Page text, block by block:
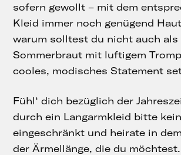
sofern gewollt – mit dem
Kleid immer noch genügend
warum solltest du nicht auch als
Sommerbraut mit luftigem
cooles, modisches Statement
Fühl‘ dich bezüglich der
durch ein Langarmkleid bitte
eingeschränkt und heirate in
der Ärmellänge, die du